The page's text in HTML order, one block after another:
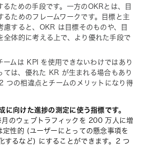
るための手段です。一方のOKRとは、目
るためのフレームワークです。目標と主
慮すると、OKR は目標そのものや、目
全体的に考える上で、より優れた手段で
ームは KPI を使用できないわけではあり
ては、優れた KR が生まれる場合もあり
つの相違点とチームのメリットになり得
向けた進捗の測定に使う指標です。
のウェブトラフィックを 200 万人に増
定性的 (ユーザーにとっての懸念事項を
するなど) にすることができます。2 つ